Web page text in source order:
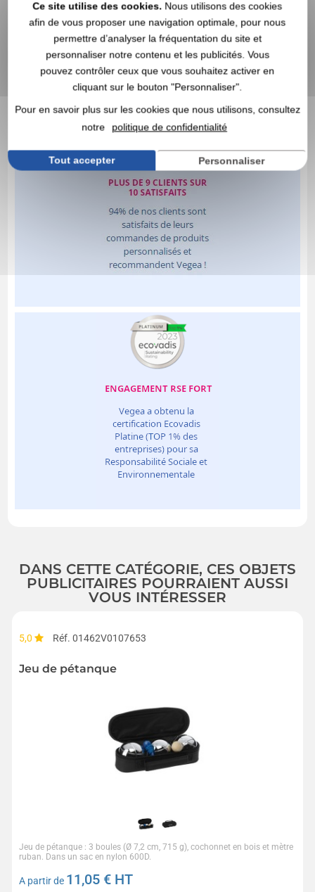
DANS CETTE CATÉGORIE, CES OBJETS
PUBLICITAIRES POURRAIENT AUSSI
VOUS INTÉRESSER
5,0 Réf. 01462V0107653
Jeu de pétanque
Jeu de pétanque : 3 boules (Ø 7,2 cm, 715 g), cochonnet en bois et mètre
ruban. Dans un sac en nylon 600D.
A partir de 11,05 € HT
Ce site utilise des cookies. Nous utilisons des cookies
afin de vous proposer une navigation optimale, pour nous
permettre d’analyser la fréquentation du site et
personnaliser notre contenu et les publicités. Vous
pouvez contrôler ceux que vous souhaitez activer en
cliquant sur le bouton "Personnaliser".
Pour en savoir plus sur les cookies que nous utilisons, consultez
notre
politique de confidentialité
Tout accepter Personnaliser